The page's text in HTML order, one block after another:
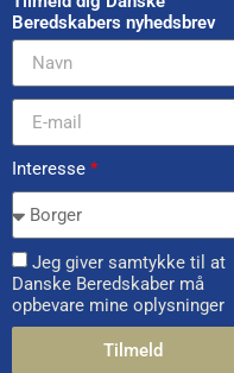
Beredskabers nyhedsbrev
Interesse *
Jeg giver samtykke til at
Danske Beredskaber må
opbevare mine oplysninger
Tilmeld